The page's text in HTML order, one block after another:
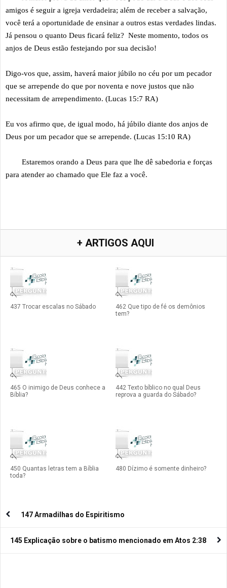
amigos é seguir a igreja verdadeira; além de receber a salvação,
você terá a oportunidade de ensinar a outros estas verdades lindas.
Já pensou o quanto Deus ficará feliz? Neste momento, todos os
anjos de Deus estão festejando por sua decisão!
Digo-vos que, assim, haverá maior júbilo no céu por um pecador
que se arrepende do que por noventa e nove justos que não
necessitam de arrependimento. (Lucas 15:7 RA)
Eu vos afirmo que, de igual modo, há júbilo diante dos anjos de
Deus por um pecador que se arrepende. (Lucas 15:10 RA)
Estaremos orando a Deus para que lhe dê sabedoria e forças
para atender ao chamado que Ele faz a você.
+ ARTIGOS AQUI
437 Trocar escalas no Sábado
462 Que tipo de fé os demônios
tem?
465 O inimigo de Deus conhece a
Bíblia?
442 Texto bíblico no qual Deus
reprova a guarda do Sábado?
450 Quantas letras tem a Bíblia
toda?
480 Dízimo é somente dinheiro?
147 Armadilhas do Espiritismo
145 Explicação sobre o batismo mencionado em Atos 2:38